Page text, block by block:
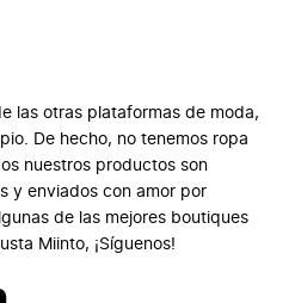
las otras plataformas de moda,
De hecho, no tenemos ropa
nuestros productos son
y enviados con amor por
de las mejores boutiques
Miinto, ¡Síguenos!